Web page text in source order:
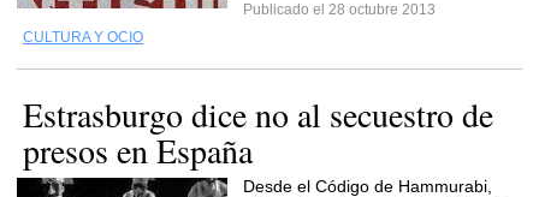
Publicado el 28 octubre 2013
CULTURA Y OCIO
Estrasburgo dice no al secuestro de
presos en España
Desde el Código de Hammurabi,